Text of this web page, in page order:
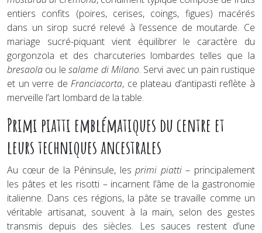
entiers confits (poires, cerises, coings, figues) macérés
dans un sirop sucré relevé à l’essence de moutarde. Ce
mariage sucré-piquant vient équilibrer le caractère du
gorgonzola et des charcuteries lombardes telles que la
bresaola ou lesalame di Milano. Servi avec un pain rustique
et un verre deFranciacorta, ce plateau d’antipasti reflète à
merveille l’art lombard de la table.
Primi piatti emblématiques du centre et
leurs techniques ancestrales
Au cœur de la Péninsule, lesprimi piatti– principalement
les pâtes et les risotti – incarnent l’âme de la gastronomie
italienne. Dans ces régions, la pâte se travaille comme un
véritable artisanat, souvent à la main, selon des gestes
transmis depuis des siècles. Les sauces restent d’une